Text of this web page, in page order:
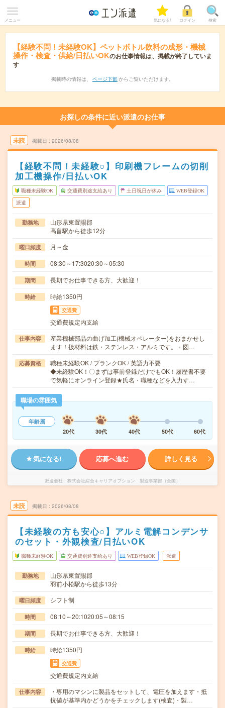
メニュー 気になる! ログイン 検索
【経験不問！未経験OK】ペットボトル飲料の成形・機械
操作・検査・供給/日払いOKのお仕事情報は、掲載が終了していま
す
掲載時の情報は、 ページ下部 からご覧いただけます。
お探しの条件に近い派遣のお仕事
未読 掲載日 2026/08/08
【経験不問！未経験○】印刷機フレームの切削
加工機操作/日払いOK
職種未経験OK 交通費別途支給あり 土日祝日が休み WEB登録OK
派遣
勤務地
山形県東置賜郡
高畠駅から徒歩12分
曜日頻度 月～金
時間 08:30～17:3020:30～05:30
期間 長期でお仕事できる方、大歓迎！
時給 時給1350円
交通費
交通費規定内支給
仕事内容
産業機械部品の曲げ加工(機械オペレーター)をおまかせし
ます！扱材料は鉄・ステンレス・アルミです。・図…
応募資格
職種未経験OK / ブランクOK / 英語力不要
◆未経験OK！〇まずは事前登録だけでもOK！履歴書不要
で気軽にオンライン登録★氏名・職種などを入力す…
職場の雰囲気
年齢層
20代
30代 40代 50代 60代
気になる! 応募へ進む 詳しく見る
派遣会社 株式会社綜合キャリアオプション 製造事業部（全国）
未読 掲載日 2026/08/08
【未経験の方も安心○】アルミ電解コンデンサ
のセット・外観検査/日払いOK
職種未経験OK 交通費別途支給あり WEB登録OK 派遣
勤務地
山形県東置賜郡
羽前小松駅から徒歩13分
曜日頻度 シフト制
時間 08:10～20:1020:05～08:15
期間 長期でお仕事できる方、大歓迎！
時給 時給1350円
交通費
交通費規定内支給
仕事内容
・専用のマシンに製品をセットして、電圧を加えます・抵
抗値が基準内かどうかをチェックします(検査)・製…